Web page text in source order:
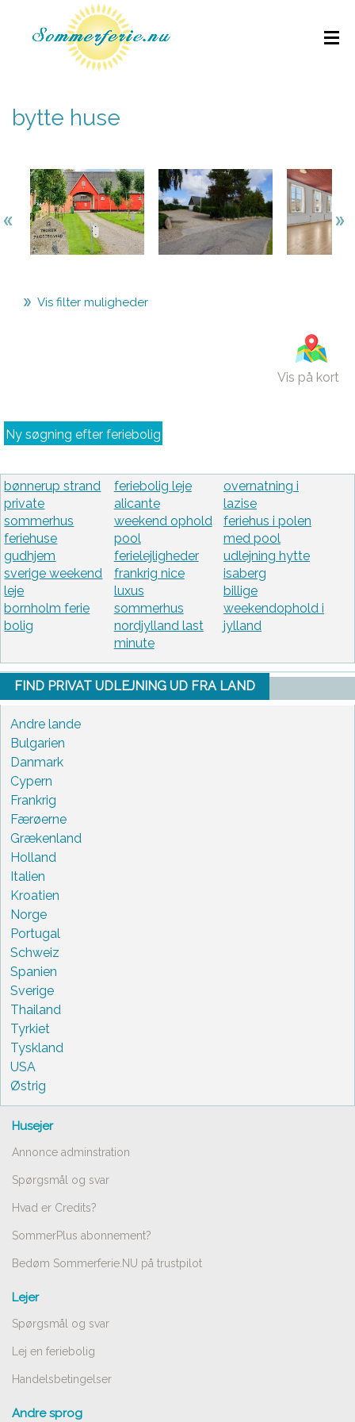
bytte huse
Vis filter muligheder
Vis på kort
Ny søgning efter feriebolig
bønnerup strand
private
sommerhus
feriehuse
gudhjem
sverige weekend
leje
bornholm ferie
bolig
feriebolig leje
alicante
weekend ophold
pool
ferielejligheder
frankrig nice
luxus
sommerhus
nordjylland last
minute
overnatning i
lazise
feriehus i polen
med pool
udlejning hytte
isaberg
billige
weekendophold i
jylland
FIND PRIVAT UDLEJNING UD FRA LAND
Andre lande
Bulgarien
Danmark
Cypern
Frankrig
Færøerne
Grækenland
Holland
Italien
Kroatien
Norge
Portugal
Schweiz
Spanien
Sverige
Thailand
Tyrkiet
Tyskland
USA
Østrig
Husejer
Annonce adminstration
Spørgsmål og svar
Hvad er Credits?
SommerPlus abonnement?
Bedøm Sommerferie.NU på trustpilot
Lejer
Spørgsmål og svar
Lej en feriebolig
Handelsbetingelser
Andre sprog